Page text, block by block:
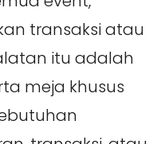
transaksi atau
itu adalah
meja khusus